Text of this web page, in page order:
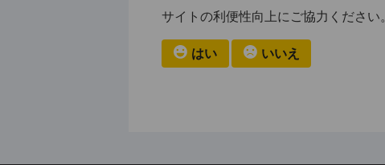
サイトの利便性向上にご協力ください。
はい いいえ